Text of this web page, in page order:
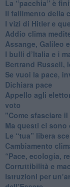
​La “pacchia” è
​Il fallimento della
​I vizi di Hitler e
Addio clima
​Assange, Galileo
​I bulli d’Italia e i
​Bertrand Russell,
​Se vuoi la pace,
​Dichiara pace
​Appello agli
voto
"Come sfasciare
​Ma questi ci sono
​Le “tua” libera
Cambiamento
“Pace, ecologia,
​Corruttibilità e
Istruzioni per